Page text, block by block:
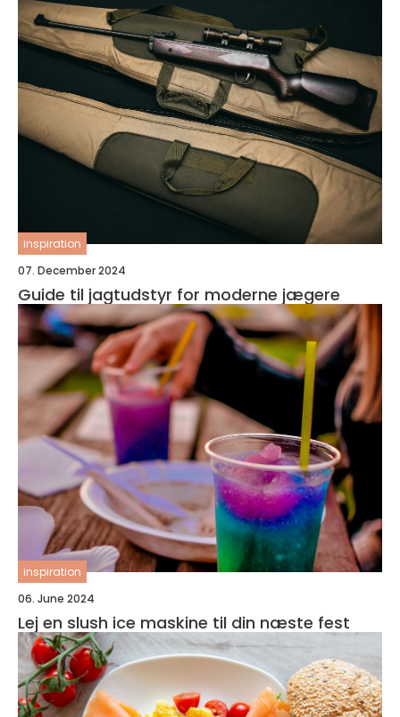
inspiration
07. December 2024
Guide til jagtudstyr for moderne jægere
inspiration
06. June 2024
Lej en slush ice maskine til din næste fest